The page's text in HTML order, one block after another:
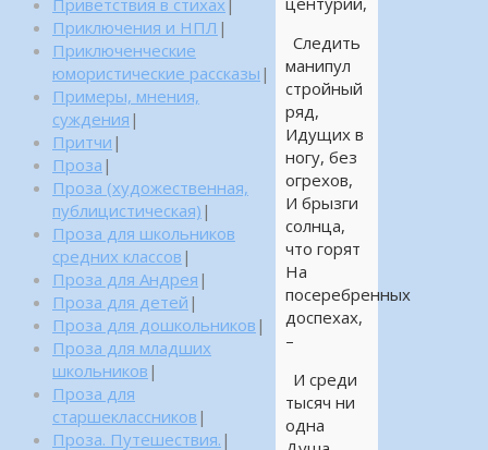
Следить
манипул
стройный
ряд,
Идущих в
ногу, без
огрехов,
И брызги
солнца,
что горят
На
посеребренных
доспехах,
–
И среди
тысяч ни
одна
Приветствия в стихах
Приключения и НПЛ |
Приключенческие
юмористические рассказы |
Примеры, мнения,
суждения |
Притчи |
Проза |
Проза (художественная,
публицистическая) |
Проза для школьников
средних классов |
Проза для Андрея |
Проза для детей |
Проза для дошкольников |
Проза для младших
школьников |
Проза для
старшеклассников |
Проза. Путешествия. |